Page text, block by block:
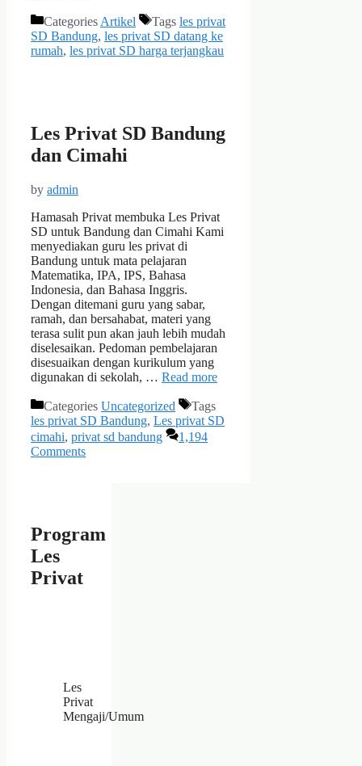
Categories Artikel Tags les privat
SD Bandung, les privat SD datang ke
rumah, les privat SD harga terjangkau
Les Privat SD Bandung
dan Cimahi
by admin
Hamasah Privat membuka Les Privat
SD untuk Bandung dan Cimahi Kami
menyediakan guru les privat di
Bandung untuk mata pelajaran
Matematika, IPA, IPS, Bahasa
Indonesia, dan Bahasa Inggris.
Dengan ditemani guru yang sabar,
ramah, dan bersahabat, materi yang
terasa sulit pun akan jauh lebih mudah
diselesaikan. Pedoman pembelajaran
disesuaikan dengan kurikulum yang
digunakan di sekolah, … Read more
Categories Uncategorized
Tags
les privat SD Bandung, Les privat SD
cimahi, privat sd bandung
1,194
Comments
Program
Les
Privat
Les
Privat
Mengaji/Umum